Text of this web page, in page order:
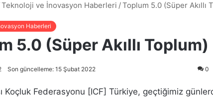
Teknoloji ve İnovasyon Haberleri /Toplum 5.0 (Süper Akıllı
Haberleri
5.0 (Süper Akıllı Toplum)
Son güncelleme: 15 Şubat 2022 0
Koçluk Federasyonu [ICF] Türkiye, geçtiğimiz